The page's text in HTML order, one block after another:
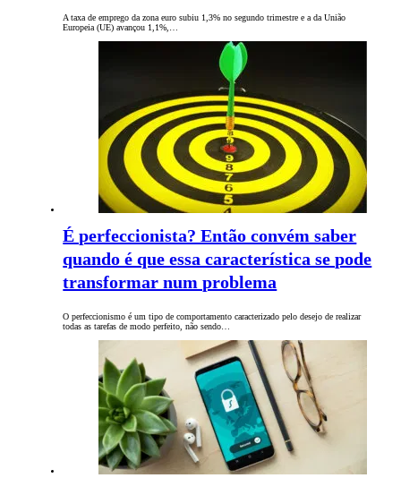
A taxa de emprego da zona euro subiu 1,3% no segundo trimestre e a da União
Europeia (UE) avançou 1,1%,…
É perfeccionista? Então convém saber
quando é que essa característica se pode
transformar num problema
O perfeccionismo é um tipo de comportamento caracterizado pelo desejo de realizar
todas as tarefas de modo perfeito, não sendo…